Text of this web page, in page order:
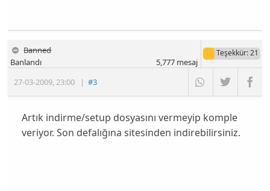
Banned
27-03-2009,23:00 |#3
Banlandı
Teşekkür: 21
5,777mesaj
Artık indirme/setup dosyasını vermeyip komple
veriyor. Son defalığına sitesinden indirebilirsiniz.